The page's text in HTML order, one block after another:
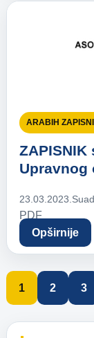
ARABIH
ZAPISNIK
Upravnog
23.03.2023.
PDF
Opširnije
1 2 3